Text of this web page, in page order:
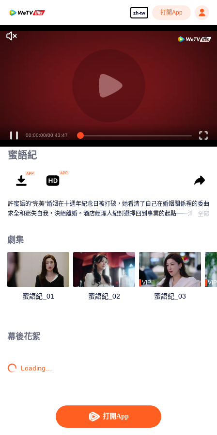
zh-tw 打開App
打開App
享受流暢高清劇集
00:00:00/00:43:47
蜜語紀
許蜜語的“完美”婚姻在十週年紀念日被打破，她看清了自己在婚姻關係裡的委曲
求全和迷失自我，決絕離婚。酒店經理人紀封選擇回到事業的起點——浦榮飯
情的同時，也讓浦榮飯店成為了城市新地標……
全部
劇集
蜜語紀_01 蜜語紀_02
VIP
蜜語紀_03
VIP
幕後花絮
Loading…